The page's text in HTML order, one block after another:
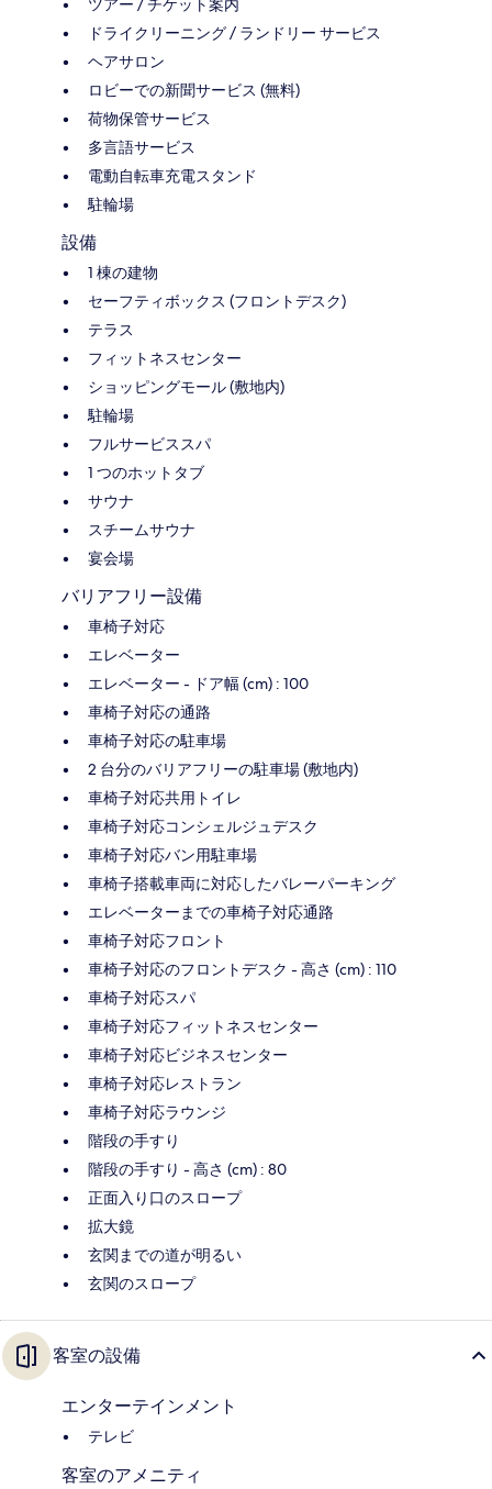
ツアー / チケット案内
ドライクリーニング / ランドリー サービス
ヘアサロン
ロビーでの新聞サービス (無料)
荷物保管サービス
多言語サービス
電動自転車充電スタンド
駐輪場
設備
1 棟の建物
セーフティボックス (フロントデスク)
テラス
フィットネスセンター
ショッピングモール (敷地内)
駐輪場
フルサービススパ
1 つのホットタブ
サウナ
スチームサウナ
宴会場
バリアフリー設備
車椅子対応
エレベーター
エレベーター - ドア幅 (cm) : 100
車椅子対応の通路
車椅子対応の駐車場
2 台分のバリアフリーの駐車場 (敷地内)
車椅子対応共用トイレ
車椅子対応コンシェルジュデスク
車椅子対応バン用駐車場
車椅子搭載車両に対応したバレーパーキング
エレベーターまでの車椅子対応通路
車椅子対応フロント
車椅子対応のフロントデスク - 高さ (cm) : 110
車椅子対応スパ
車椅子対応フィットネスセンター
車椅子対応ビジネスセンター
車椅子対応レストラン
車椅子対応ラウンジ
階段の手すり
階段の手すり - 高さ (cm) : 80
正面入り口のスロープ
拡大鏡
玄関までの道が明るい
玄関のスロープ
客室の設備
エンターテインメント
テレビ
客室のアメニティ